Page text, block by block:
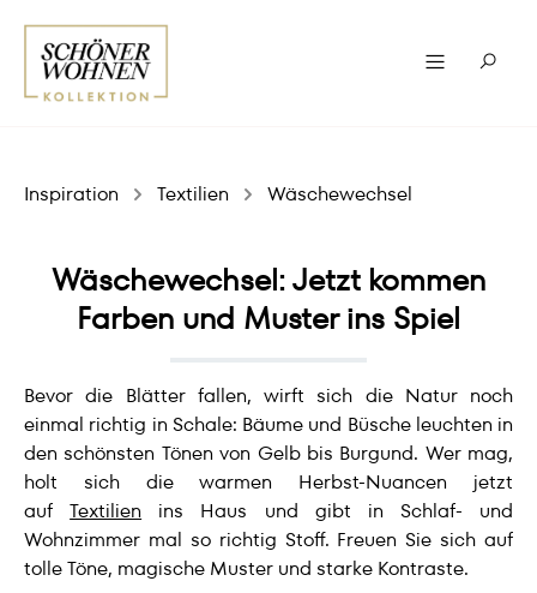
Inspiration Textilien Wäschewechsel
Wäschewechsel: Jetzt kommen
Farben und Muster ins Spiel
Bevor die Blätter fallen, wirft sich die Natur noch
einmal richtig in Schale: Bäume und Büsche leuchten in
den schönsten Tönen von Gelb bis Burgund. Wer mag,
holt sich die warmen Herbst-Nuancen jetzt
aufTextilien ins Haus und gibt in Schlaf- und
Wohnzimmer mal so richtig Stoff. Freuen Sie sich auf
tolle Töne, magische Muster und starke Kontraste.